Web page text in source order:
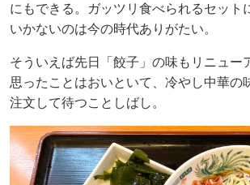
にもできる。ガッツリ食べられるセット
いかないのは今の時代ありがたい。
そういえば先日「餃子」の味もリニュー
思ったことはおいといて、冷やし中華の
注文して待つことしばし。